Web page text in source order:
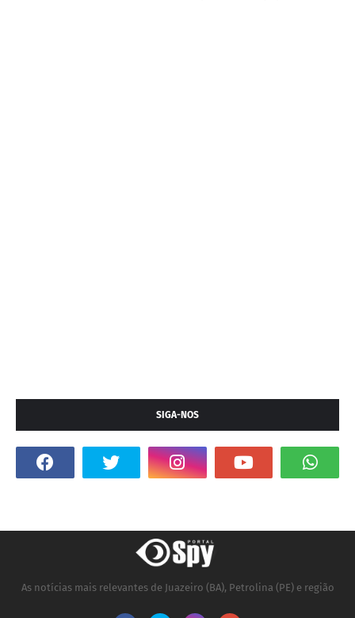
SIGA-NOS
As notícias mais relevantes de Juazeiro (BA), Petrolina (PE) e região